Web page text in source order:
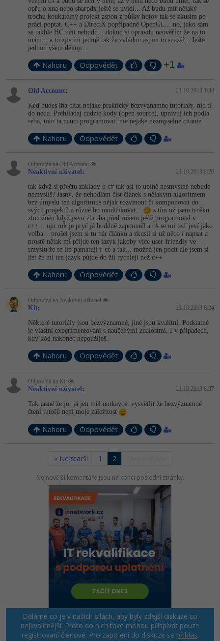
opřu o xna nebo sharpdx ještě se uvidí... Až budu mít nějaký
trochu koukatelný projekt aspon z půlky hotov tak se zkusím po
práci poptat. C++ a DirectX popřípadně OpenGL... no, jako sám
se takhle HC učit nebudu... dokud si opravdu neověřím že na to
mám... a to zjistím jedině tak že zvládnu aspon to snazší... Ještě
jednou všem děkuji...
Nahoru Odpovědět +1
Old Account: 21.10.2013 1:34
Ked budes iba citat nejake prakticky bezvyznamne tutorialy, nic ti
do neda. Prehliadaj cudzie kody (open source), upravuj ich podla
seba, toto ta nauci programovat, nie nejake nezmyselne citanie.
Nahoru Odpovědět
Odpovídá na Old Account
Neaktivní uživatel: 21.10.2013 8:20
tak když si přečtu základy o c# tak asi to uplně nesmyslné nebude
nemyslíš? Jasný, že nehodlám číst článek s nějakým algoritmem
bez úmyslu ten algoritmus nějak rozvinout či komponovat do
svých projektů a různě ho modifikovat...
s tím už jsem trošku
ztotožněn když jsem zhruba před rokem ještě programoval v
c++... njn rok je pryč já hoddně zapomněl a c# se mi teď jeví jako
volba... prošel jsem si tu pár článků a zkusil si už něco i napsat a
prostě nějak mi přijde ten jazyk jakoby více user-friendly ve
smyslu že se líp pamatují f-ce a tak... možná jen pocit ale jsem si
jist že mi ten jazyk půjde do žil rychleji než c++
Nahoru Odpovědět
Odpovídá na Neaktivní uživatel
Kit: 21.10.2013 8:24
Některé tutoriály jsou bezvýznamné, jiné jsou kvalitní. Podstatné
je vlastní experimentování s naučenými znalostmi. I v případech,
kdy kód nakonec nepoužiješ.
Nahoru Odpovědět
Odpovídá na Kit
Neaktivní uživatel: 21.10.2013 8:37
Tak jasné že jo, já jen měl nutkavost vysvětlit že bezvýznamné
čtení tutošů není moje záležitost
Nahoru Odpovědět
« Nejstarší 1 2
Nejnovější komentáře jsou na konci poslední stránky.
Děláme co je v našich silách, aby byly zdejší diskuze co
nejkvalitnější. Proto do nich také mohou přispívat pouze
registrovaní členové. Pro zapojení do diskuze se přihlas.